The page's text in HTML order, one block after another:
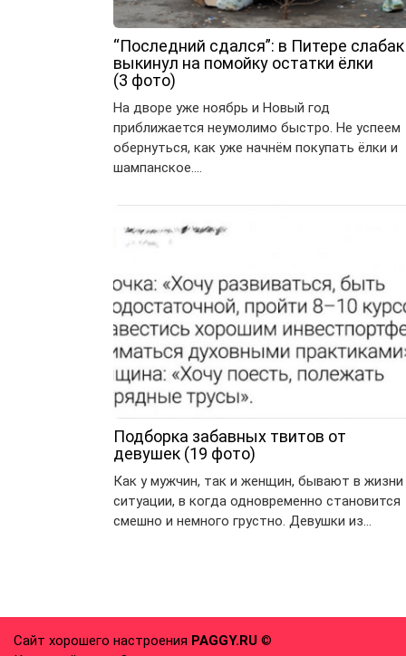
“Последний сдался”: в Питере слабак
выкинул на помойку остатки ёлки
(3 фото)
На дворе уже ноябрь и Новый год
приближается неумолимо быстро. Не успеем
обернуться, как уже начнём покупать ёлки и
шампанское….
Подборка забавных твитов от
девушек (19 фото)
Как у мужчин, так и женщин, бывают в жизни
ситуации, в когда одновременно становится
смешно и немного грустно. Девушки из…
Сайт хорошего настроения PAGGY.RU ©